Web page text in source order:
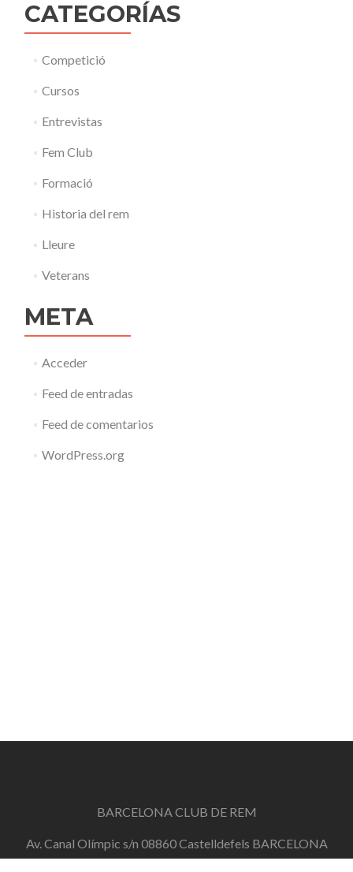
CATEGORÍAS
Competició
Cursos
Entrevistas
Fem Club
Formació
Historia del rem
Lleure
Veterans
META
Acceder
Feed de entradas
Feed de comentarios
WordPress.org
BARCELONA CLUB DE REM
Av. Canal Olímpic s/n 08860 Castelldefels BARCELONA